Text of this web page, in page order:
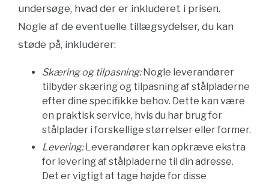
undersøge, hvad der er inkluderet i prisen.
Nogle af de eventuelle tillægsydelser, du kan
støde på, inkluderer:
Skæring og tilpasning:Nogle leverandører
tilbyder skæring og tilpasning af stålpladerne
efter dine specifikke behov. Dette kan være
en praktisk service, hvis du har brug for
stålplader i forskellige størrelser eller former.
Levering:Leverandører kan opkræve ekstra
for levering af stålpladerne til din adresse.
Det er vigtigt at tage højde for disse